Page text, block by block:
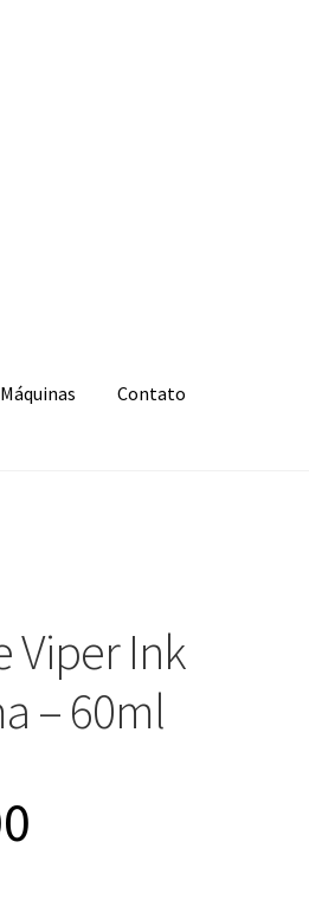
Máquinas Contato
Viper Ink
– 60ml